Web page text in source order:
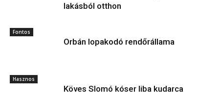
lakásból otthon
Fontos
Orbán lopakodó rendőrállama
Hasznos
Köves Slomó kóser liba kudarca